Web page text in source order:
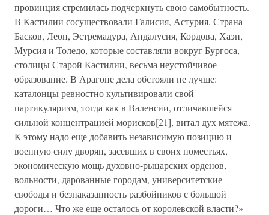
провинция стремилась подчеркнуть свою самобытность.
В Кастилии сосуществовали Галисия, Астурия, Страна
Басков, Леон, Эстремадура, Андалусия, Кордова, Хаэн,
Мурсия и Толедо, которые составляли вокруг Бургоса,
столицы Старой Кастилии, весьма неустойчивое
образование. В Арагоне дела обстояли не лучше:
каталонцы ревностно культивировали свой
партикуляризм, тогда как в Валенсии, отличавшейся
сильной концентрацией морисков[21], витал дух мятежа.
К этому надо еще добавить независимую позицию и
военную силу дворян, засевших в своих поместьях,
экономическую мощь духовно-рыцарских орденов,
вольности, дарованные городам, университетские
свободы и безнаказанность разбойников с большой
дороги… Что же еще осталось от королевской власти?»